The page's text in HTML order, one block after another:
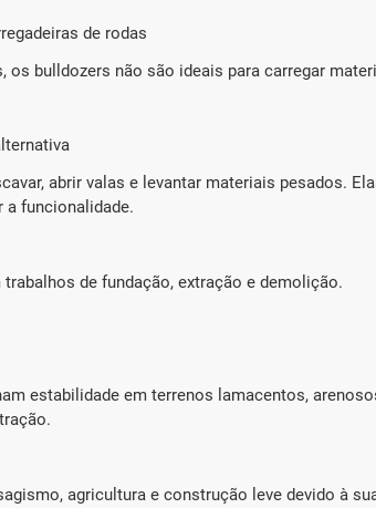
de rodas
os bulldozers não são ideais para carregar
abrir valas e levantar materiais pesados.
a funcionalidade.
de fundação, extração e demolição.
estabilidade em terrenos lamacentos,
agricultura e construção leve devido à